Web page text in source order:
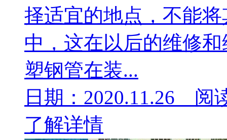
择适宜的地点，不能
中，这在以后的维修
塑钢管在装...
日期：2020.11.26 阅
了解详情